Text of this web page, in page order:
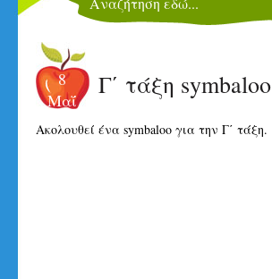
8
Μαΐ
Γ΄ τάξη symbaloo
Ακολουθεί ένα symbaloo για την Γ΄ τάξη.